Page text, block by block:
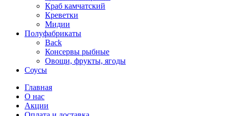
Краб камчатский
Креветки
Мидии
Полуфабрикаты
Back
Консервы рыбные
Овощи, фрукты, ягоды
Соусы
Главная
О нас
Акции